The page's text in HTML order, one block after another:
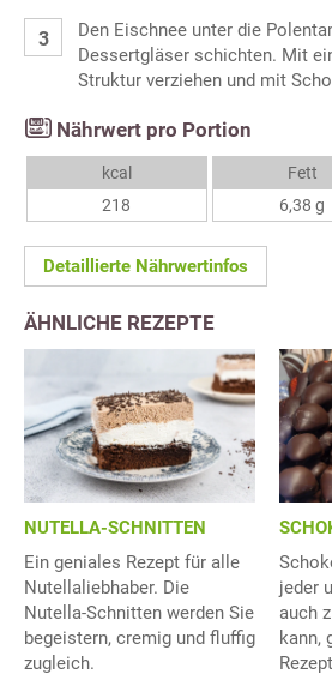
Den Eischnee unter die
Dessertgläser schichten. Mit
Struktur verziehen und mit
Nährwert pro Portion
kcal
218
Fett
6,38 g
Detaillierte Nährwertinfos
ÄHNLICHE REZEPTE
NUTELLA-SCHNITTEN
Ein geniales Rezept für alle
Nutellaliebhaber. Die
Nutella-Schnitten werden Sie
begeistern, cremig und fluffig
zugleich.
jeder
auch
kann,